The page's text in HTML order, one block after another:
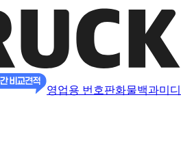
영업용 번호판화물백과미